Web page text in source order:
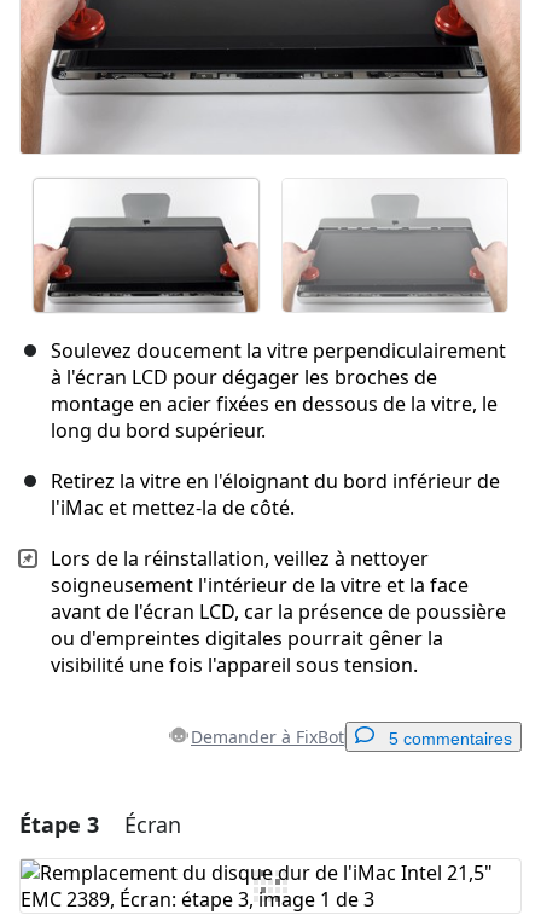
Soulevez doucement la vitre perpendiculairement
à l'écran LCD pour dégager les broches de
montage en acier fixées en dessous de la vitre, le
long du bord supérieur.
Retirez la vitre en l'éloignant du bord inférieur de
l'iMac et mettez-la de côté.
Lors de la réinstallation, veillez à nettoyer
soigneusement l'intérieur de la vitre et la face
avant de l'écran LCD, car la présence de poussière
ou d'empreintes digitales pourrait gêner la
visibilité une fois l'appareil sous tension.
Demander à FixBot 5 commentaires
Ajouter un commentaire
Étape 3 Écran